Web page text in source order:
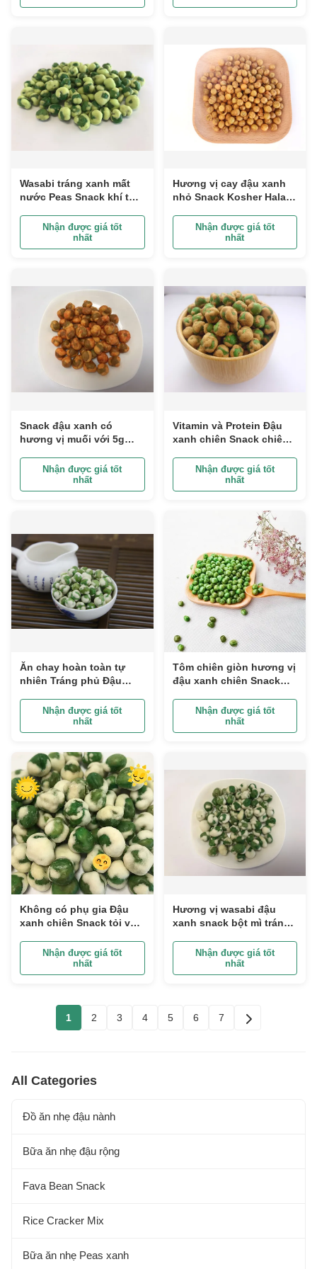
Wasabi tráng xanh mất
nước Peas Snack khí tự
nhậnNhận được giá tốt
nhất
Hương vị cay đậu xanh
nhỏ Snack Kosher Halal
khỏeNhận được giá tốt
nhất
Snack đậu xanh có
hương vị muối với 5g
dưỡngNhận được giá tốt
nhất
Vitamin và Protein Đậu
xanh chiên Snack chiên
Nhận được giá tốt
nhất
Ăn chay hoàn toàn tự
nhiên Tráng phủ Đậu
giòn Hương vị tỏi
Nhận được giá tốt
nhất
Tôm chiên giòn hương vị
đậu xanh chiên Snack
Nhận được giá tốt
nhất
Không có phụ gia Đậu
xanh chiên Snack tỏi và
Nhận được giá tốt
nhất
Hương vị wasabi đậu
xanh snack bột mì tráng
Nhận được giá tốt
nhất
1 2 3 4 5 6 7
All Categories
Đồ ăn nhẹ đậu nành
Bữa ăn nhẹ đậu rộng
Fava Bean Snack
Rice Cracker Mix
Bữa ăn nhẹ Peas xanh